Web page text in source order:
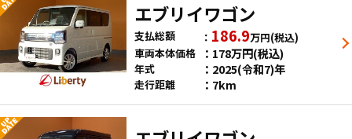
エブリイワゴン
支払総額 186.9万円(税込)
車両本体価格
178万円(税込)
年式 2025(令和7)年
走行距離 7km